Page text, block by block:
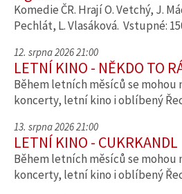
Komedie ČR. Hrají O. Vetchý, J.
Pechlát, L. Vlasáková. Vstupné:
12. srpna 2026 21:00
LETNÍ KINO - NĚKDO TO
Během letních měsíců se mohou
koncerty, letní kino i oblíbený
13. srpna 2026 21:00
LETNÍ KINO - CUKRKANDL
Během letních měsíců se mohou
koncerty, letní kino i oblíbený